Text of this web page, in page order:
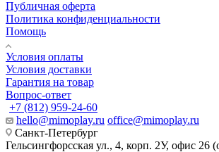
Публичная оферта
Политика конфиденциальности
Помощь
Условия оплаты
Условия доставки
Гарантия на товар
Вопрос-ответ
+7 (812) 959-24-60
hello@mimoplay.ru office@mimoplay.ru
Санкт-Петербург
Гельсингфорсская ул., 4, корп. 2У, офис 26